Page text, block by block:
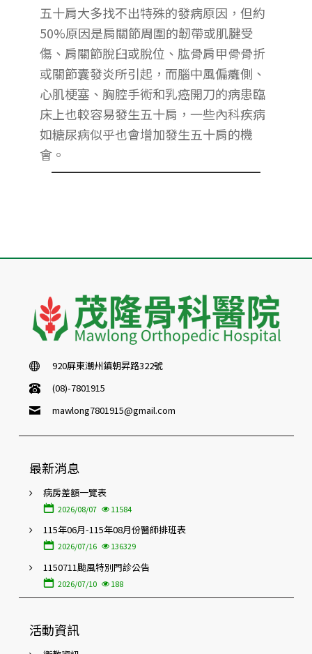
五十肩大多找不出特殊的發病原因，但約
50%原因是肩關節周圍的韌帶或肌腱受
傷、肩關節脫臼或脫位、肱骨肩甲骨骨折
或關節囊發炎所引起，而腦中風偏癱側、
心肌梗塞、胸腔手術和乳癌開刀的病患臨
床上也較容易發生五十肩，一些內科疾病
如糖尿病似乎也會增加發生五十肩的機
會。
920屏東潮州鎮朝昇路322號
(08)-7801915
mawlong7801915@gmail.com
最新消息
病房差額一覽表
2026/08/07 11584
115年06月-115年08月份醫師排班表
2026/07/16 136329
1150711颱風特別門診公告
2026/07/10 188
活動資訊